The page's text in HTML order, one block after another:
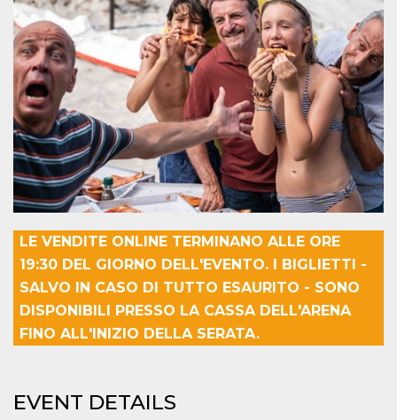
LE VENDITE ONLINE TERMINANO ALLE ORE
19:30 DEL GIORNO DELL'EVENTO. I BIGLIETTI -
SALVO IN CASO DI TUTTO ESAURITO - SONO
DISPONIBILI PRESSO LA CASSA DELL'ARENA
FINO ALL'INIZIO DELLA SERATA.
EVENT DETAILS
cf_clearance
Cloudflare,
Inc.
.oooh.events
1 year
This cookie
is used by
the
CloudFlare
service to
identify
trusted web
traffic and
override any
security
restrictions
based on
the visitor's
IP address. It
is essential
for
supporting a
security
features and
in providing
protection
against
malicious
visitors.
wordpress_test_cookie
Automattic
Inc.
Session
sites built